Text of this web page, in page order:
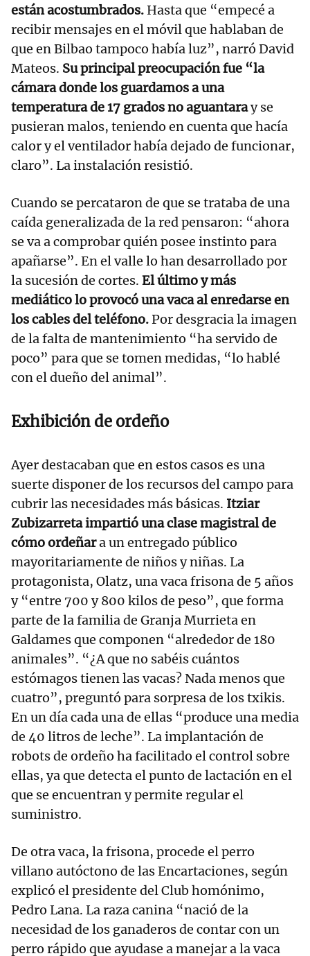
están acostumbrados. Hasta que “empecé a
recibir mensajes en el móvil que hablaban de
que en Bilbao tampoco había luz”, narró David
Mateos. Su principal preocupación fue “la
cámara donde los guardamos a una
temperatura de 17 grados no aguantaray se
pusieran malos, teniendo en cuenta que hacía
calor y el ventilador había dejado de funcionar,
claro”. La instalación resistió.
Cuando se percataron de que se trataba de una
caída generalizada de la red pensaron: “ahora
se va a comprobar quién posee instinto para
apañarse”. En el valle lo han desarrollado por
la sucesión de cortes. El último y más
mediático lo provocó una vaca al enredarse en
los cables del teléfono.Por desgracia la imagen
de la falta de mantenimiento “ha servido de
poco” para que se tomen medidas, “lo hablé
con el dueño del animal”.
Exhibición de ordeño
Ayer destacaban que en estos casos es una
suerte disponer de los recursos del campo para
cubrir las necesidades más básicas. Itziar
Zubizarreta impartió una clase magistral de
cómo ordeñara un entregado público
mayoritariamente de niños y niñas. La
protagonista, Olatz, una vaca frisona de 5 años
y “entre 700 y 800 kilos de peso”, que forma
parte de la familia de Granja Murrieta en
Galdames que componen “alrededor de 180
animales”. “¿A que no sabéis cuántos
estómagos tienen las vacas? Nada menos que
cuatro”, preguntó para sorpresa de los txikis.
En un día cada una de ellas “produce una media
de 40 litros de leche”. La implantación de
robots de ordeño ha facilitado el control sobre
ellas, ya que detecta el punto de lactación en el
que se encuentran y permite regular el
suministro.
De otra vaca, la frisona, procede el perro
villano autóctono de las Encartaciones, según
explicó el presidente del Club homónimo,
Pedro Lana. La raza canina “nació de la
necesidad de los ganaderos de contar con un
perro rápido que ayudase a manejar a la vaca